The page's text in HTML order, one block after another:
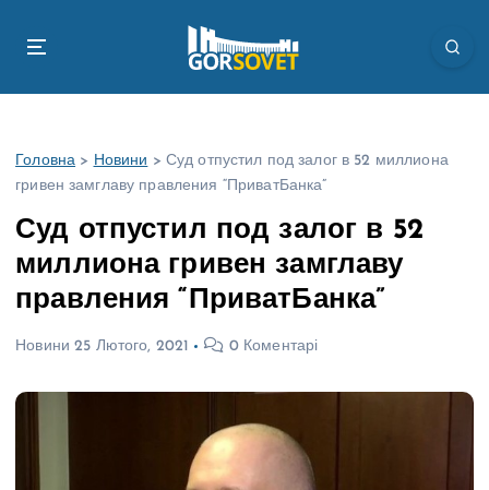
Головна > Новини > Суд отпустил под залог в 52 миллиона
гривен замглаву правления “ПриватБанка”
Суд отпустил под залог в 52
миллиона гривен замглаву
правления “ПриватБанка”
Новини 25 Лютого, 2021 0 Коментарі